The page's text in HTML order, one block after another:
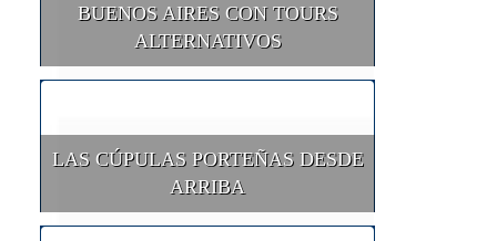
BUENOS AIRES CON TOURS
ALTERNATIVOS
LAS CÚPULAS PORTEÑAS DESDE
ARRIBA